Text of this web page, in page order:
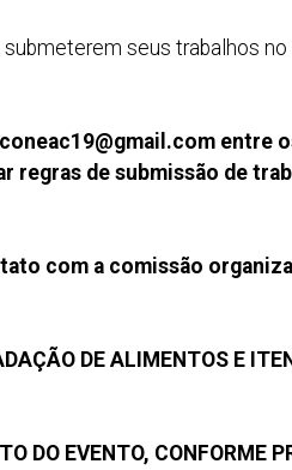
seus trabalhos no
coneac19@gmail.com entre
de submissão de
com a comissão
DE ALIMENTOS E
DO EVENTO, CONFORME